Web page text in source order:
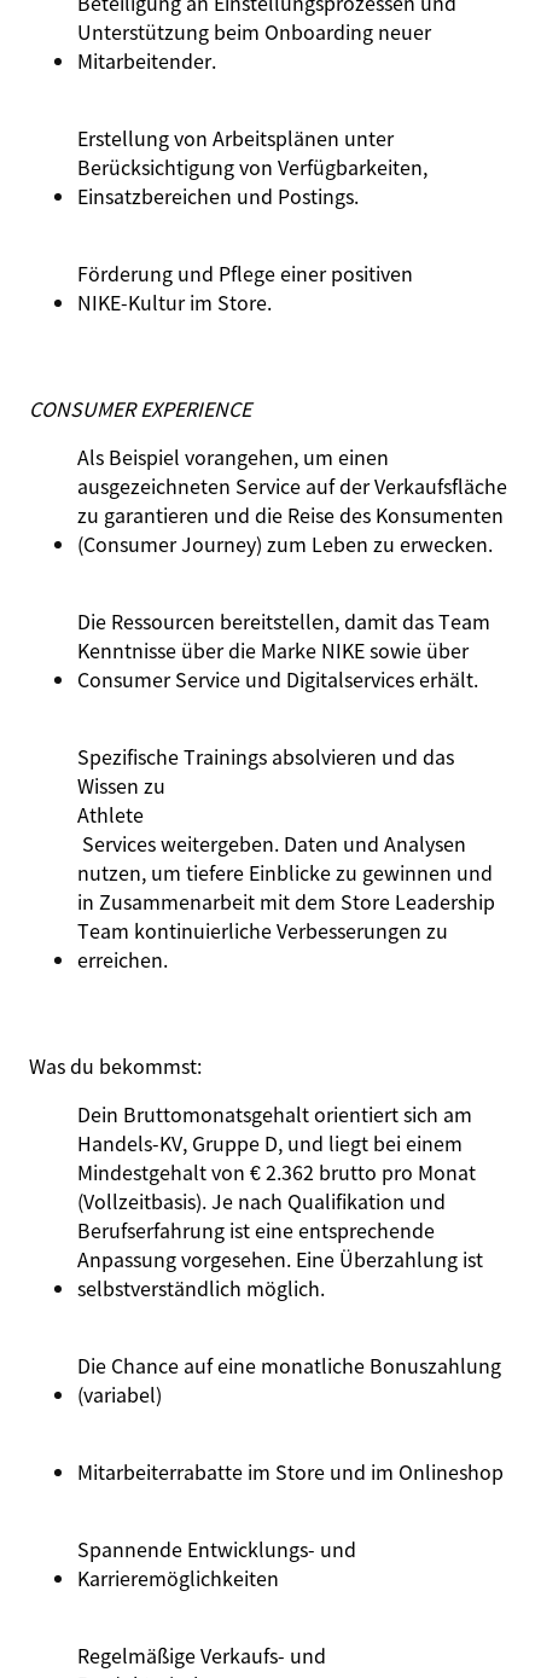
Unterstützung beim Onboarding neuer
Mitarbeitender.
Erstellung von Arbeitsplänen unter
Berücksichtigung von Verfügbarkeiten,
Einsatzbereichen und Postings.
Förderung und Pflege einer positiven
NIKE‑Kultur im Store.
CONSUMER EXPERIENCE
Als Beispiel vorangehen, um einen
ausgezeichneten Service auf der Verkaufsfläche
zu garantieren und die Reise des Konsumenten
(Consumer Journey) zum Leben zu erwecken.
Die Ressourcen bereitstellen, damit das Team
Kenntnisse über die Marke NIKE sowie über
Consumer Service und Digitalservices erhält.
Spezifische Trainings absolvieren und das
Wissen zu
Athlete
Services weitergeben. Daten und Analysen
nutzen, um tiefere Einblicke zu gewinnen und
in Zusammenarbeit mit dem Store Leadership
Team kontinuierliche Verbesserungen zu
erreichen.
Was du bekommst:
Dein Bruttomonatsgehalt orientiert sich am
Handels-KV, Gruppe D, und liegt bei einem
Mindestgehalt von € 2.362 brutto pro Monat
(Vollzeitbasis). Je nach Qualifikation und
Berufserfahrung ist eine entsprechende
Anpassung vorgesehen. Eine Überzahlung ist
selbstverständlich möglich.
Die Chance auf eine monatliche Bonuszahlung
(variabel)
Mitarbeiterrabatte im Store und im Onlineshop
Spannende Entwicklungs- und
Karrieremöglichkeiten
Regelmäßige Verkaufs- und